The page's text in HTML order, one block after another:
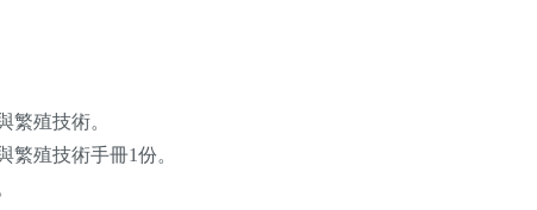
繁殖技術。
繁殖技術手冊1份。